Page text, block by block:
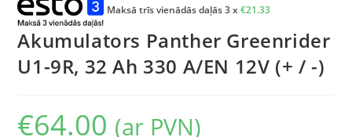
Maksā trīs vienādās daļās 3 x€21.33
Akumulators Panther Greenrider
U1-9R, 32 Ah 330 A/EN 12V (+ / -)
€64.00 (ar PVN)